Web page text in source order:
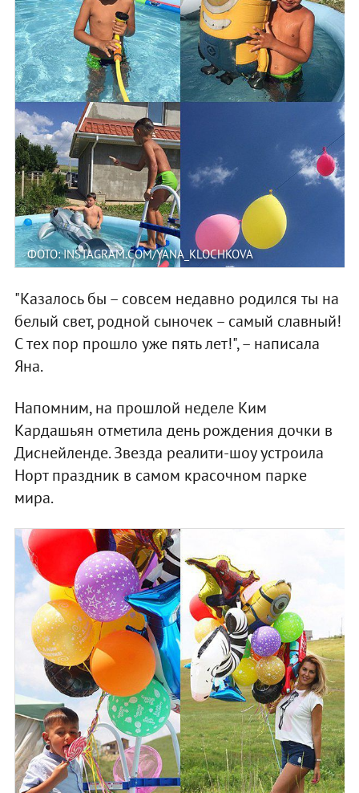
ФОТО: INSTAGRAM.COM/YANA_KLOCHKOVA
"Казалось бы – совсем недавно родился ты на
белый свет, родной сыночек – самый славный!
С тех пор прошло уже пять лет!", – написала
Яна.
Напомним, на прошлой неделе Ким
Кардашьян отметила день рождения дочки в
Диснейленде. Звезда реалити-шоу устроила
Норт праздник в самом красочном парке
мира.